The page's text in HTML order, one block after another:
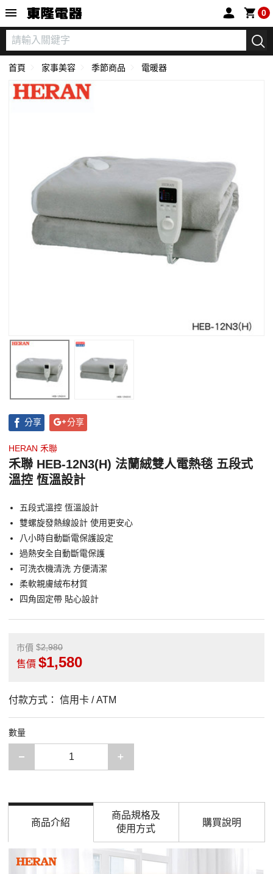
0
首頁 家事美容 季節商品 電暖器
分享 分享
HERAN 禾聯
禾聯 HEB-12N3(H) 法蘭絨雙人電熱毯 五段式
溫控 恆溫設計
五段式溫控 恆溫設計
雙螺旋發熱線設計 使用更安心
八小時自動斷電保護設定
過熱安全自動斷電保護
可洗衣機清洗 方便清潔
柔軟親膚絨布材質
四角固定帶 貼心設計
市價 2,980
售價 1,580
付款方式： 信用卡 / ATM
數量
減少一項
商品介紹
商品規格及
使用方式
購買說明